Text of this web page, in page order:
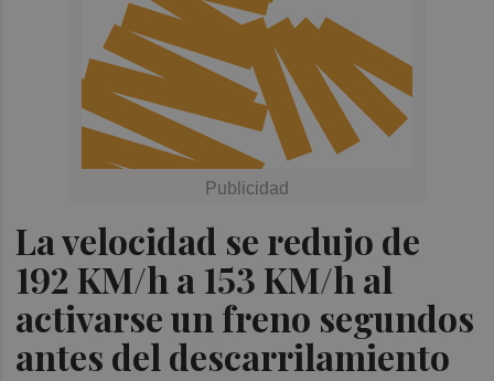
La velocidad se redujo de
192 KM/h a 153 KM/h al
activarse un freno segundos
antes del descarrilamiento